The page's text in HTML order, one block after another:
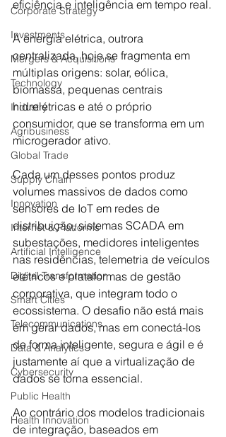
Corporate Strategy
Investments
Mergers & Acquisitions
Technology
Industry
Agribusiness
Global Trade
Supply Chain
Innovation
Internet & Platforms
Artificial Intelligence
Digital Transformation
Smart Cities
Telecommunications
Data & Analytics
Cybersecurity
Public Health
Health Innovation
eficiência e inteligência em tempo real.
A energia elétrica, outrora
centralizada, hoje se fragmenta em
múltiplas origens: solar, eólica,
biomassa, pequenas centrais
hidrelétricas e até o próprio
consumidor, que se transforma em um
microgerador ativo.
Cada um desses pontos produz
volumes massivos de dados como
sensores de IoT em redes de
distribuição, sistemas SCADA em
subestações, medidores inteligentes
nas residências, telemetria de veículos
elétricos e plataformas de gestão
corporativa, que integram todo o
ecossistema. O desafio não está mais
em gerar dados, mas em conectá-los
de forma inteligente, segura e ágil e é
justamente aí que a virtualização de
dados se torna essencial.
Ao contrário dos modelos tradicionais
de integração, baseados em